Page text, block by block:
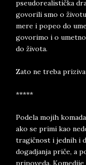
pseudorealistička
govorili smo o
mere i popeo do
govorimo i o
do života.
Zato ne treba
*****
Podela mojih
ako se primi kao
tragičnost i jednih i
dogadjanja priče, a
pripoveda. Komedije